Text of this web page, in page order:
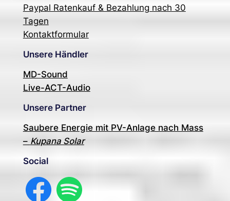
Paypal Ratenkauf & Bezahlung nach 30
Tagen
Kontaktformular
Unsere Händler
MD-Sound
Live-ACT-Audio
Unsere Partner
Saubere Energie mit PV-Anlage nach Mass
– Kupana Solar
Social
Facebook Spotify